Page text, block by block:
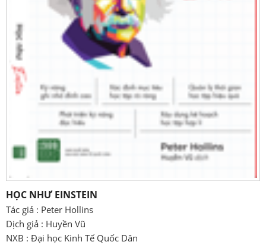
HỌC NHƯ EINSTEIN
Tác giả : Peter Hollins
Dịch giả : Huyền Vũ
NXB : Đại học Kinh Tế Quốc Dân